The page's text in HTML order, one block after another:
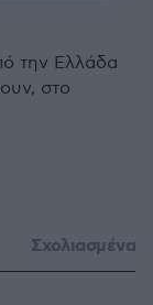
την Ελλάδα
στο
Σχολιασμένα